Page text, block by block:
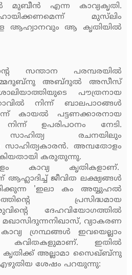
മുബീന്‍ എന്ന കാവ്യകൃതി.
മുസ്‌ലിം
ആഹ്വാനവും ആ കൃതിയില്‍
സന്താന പരമ്പരയില്‍
അബ്ദുല്‍ അസീസ്
പൗത്രനായ
നിന്ന് ബാലപാഠങ്ങള്‍
കായല്‍ പട്ടണക്കാരനായ
ഉപരിപഠനം നേടി.
സാഹിത്യ രചനയിലും
അമ്പതോളം
കരുതുന്നു.
കാവ്യ കൃതികളാണ്.
ജീവിത ലക്ഷ്യങ്ങള്‍
'ഇലാ കം അയ്യുഹല്‍
പ്രസിദ്ധമായ
ദേഹവിയോഗത്തില്‍
മഖാസിദുന്നനിഖാസ്, വ്യാകരണ
ഗ്രന്ഥങ്ങള്‍ ഇവയെല്ലാം
കവിതകളുമാണ്. ഇതില്‍
കൃതിക്ക് അല്ലാമാ സൈഖ്ബ്‌നു
ശേഷം പറയുന്നു: